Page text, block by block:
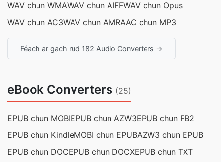
WAV chun WMAWAV chun AIFFWAV chun Opus
WAV chun AC3WAV chun AMRAAC chun MP3
Féach ar gach rud 182 Audio Converters →
eBook Converters (25)
EPUB chun MOBIEPUB chun AZW3EPUB chun FB2
EPUB chun KindleMOBI chun EPUBAZW3 chun EPUB
EPUB chun DOCEPUB chun DOCXEPUB chun TXT